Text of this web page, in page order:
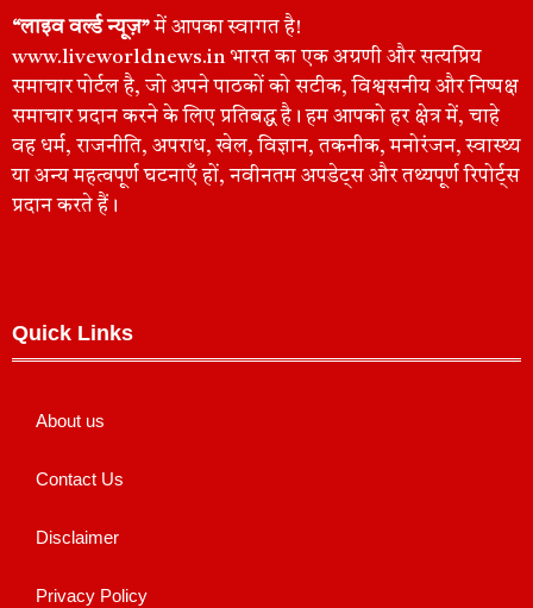
“लाइव वर्ल्ड न्यूज़”में आपका स्वागत है!
www.liveworldnews.in भारत का एक अग्रणी और सत्यप्रिय
समाचार पोर्टल है, जो अपने पाठकों को सटीक, विश्वसनीय और निष्पक्ष
समाचार प्रदान करने के लिए प्रतिबद्ध है। हम आपको हर क्षेत्र में, चाहे
वह धर्म, राजनीति, अपराध, खेल, विज्ञान, तकनीक, मनोरंजन, स्वास्थ्य
या अन्य महत्वपूर्ण घटनाएँ हों, नवीनतम अपडेट्स और तथ्यपूर्ण रिपोर्ट्स
प्रदान करते हैं।
Quick Links
About us
Contact Us
Disclaimer
Privacy Policy